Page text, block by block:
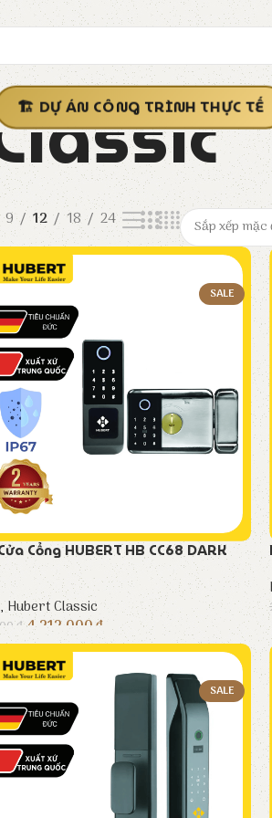
DỰ ÁN CÔNG TRÌNH THỰC TẾ
9 12 18 24
SALE
Cổng HUBERT HB CC68 DARK
,Hubert Classic
₫ 4.212.000₫
SALE